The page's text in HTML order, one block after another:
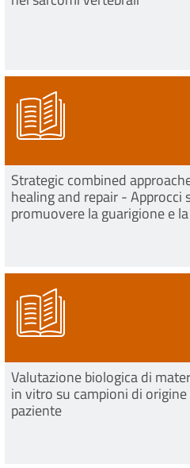
Strategic combined
healing and repair -
promuovere la guarigione e
Valutazione biologica di
in vitro su campioni di
paziente